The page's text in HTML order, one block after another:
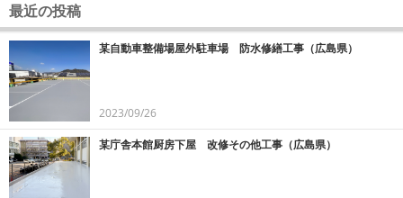
最近の投稿
某自動車整備場屋外駐車場 防水修繕工事（広島県）
2023/09/26
某庁舎本館厨房下屋 改修その他工事（広島県）